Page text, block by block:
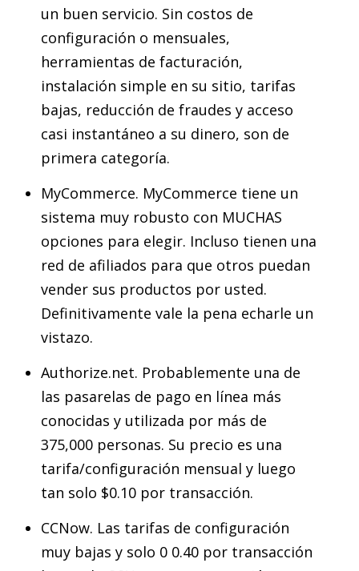
un buen servicio. Sin costos de
configuración o mensuales,
herramientas de facturación,
instalación simple en su sitio, tarifas
bajas, reducción de fraudes y acceso
casi instantáneo a su dinero, son de
primera categoría.
MyCommerce. MyCommerce tiene un
sistema muy robusto con MUCHAS
opciones para elegir. Incluso tienen una
red de afiliados para que otros puedan
vender sus productos por usted.
Definitivamente vale la pena echarle un
vistazo.
Authorize.net. Probablemente una de
las pasarelas de pago en línea más
conocidas y utilizada por más de
375,000 personas. Su precio es una
tarifa/configuración mensual y luego
tan solo $0.10 por transacción.
CCNow. Las tarifas de configuración
muy bajas y solo 0 0.40 por transacción